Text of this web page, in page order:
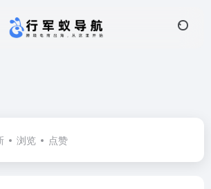
浏览 点赞